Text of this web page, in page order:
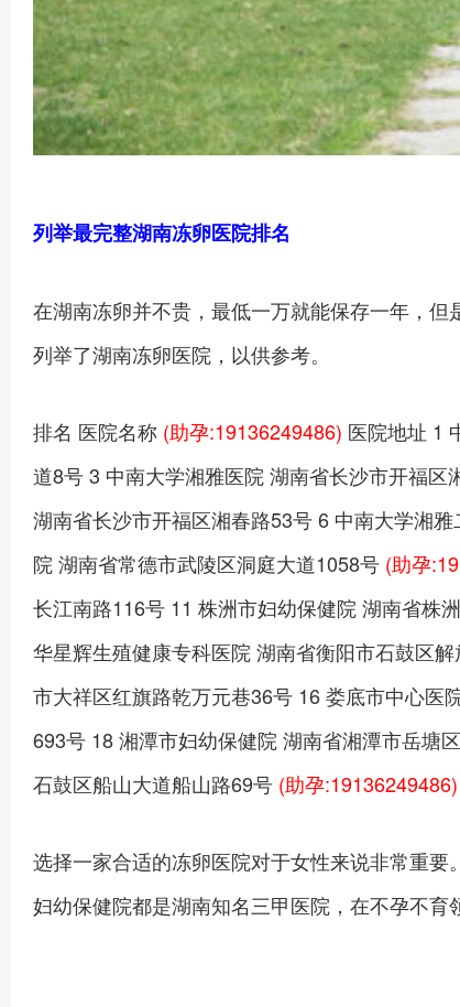
列举最完整湖南冻卵医院排名
在湖南冻卵并不贵，最低一万就能保存一年，
列举了湖南冻卵医院，以供参考。
排名 医院名称 (助孕:19136249486) 医院地址 1
道8号 3 中南大学湘雅医院 湖南省长沙市开福
湖南省长沙市开福区湘春路53号 6 中南大学湘
院 湖南省常德市武陵区洞庭大道1058号 (助孕
长江南路116号 11 株洲市妇幼保健院 湖南省株
华星辉生殖健康专科医院 湖南省衡阳市石鼓区
市大祥区红旗路乾万元巷36号 16 娄底市中心医
693号 18 湘潭市妇幼保健院 湖南省湘潭市岳塘
石鼓区船山大道船山路69号 (助孕:19136249486)
选择一家合适的冻卵医院对于女性来说非常重
妇幼保健院都是湖南知名三甲医院，在不孕不育